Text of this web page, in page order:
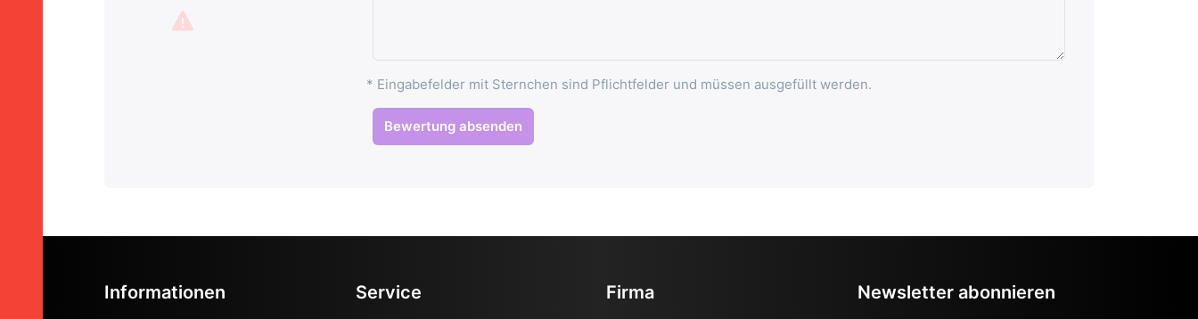
* Eingabefelder mit Sternchen sind Pflichtfelder und müssen ausgefüllt werden.
Bewertung absenden
Informationen Service Firma Newsletter abonnieren